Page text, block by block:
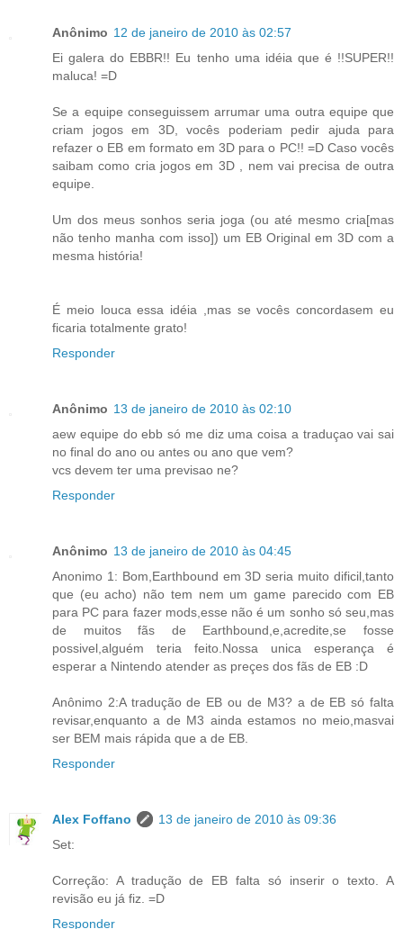
Anônimo 12 de janeiro de 2010 às 02:57
Ei galera do EBBR!! Eu tenho uma idéia que é !!SUPER!!
maluca! =D
Se a equipe conseguissem arrumar uma outra equipe que
criam jogos em 3D, vocês poderiam pedir ajuda para
refazer o EB em formato em 3D para o PC!! =D Caso vocês
saibam como cria jogos em 3D , nem vai precisa de outra
equipe.
Um dos meus sonhos seria joga (ou até mesmo cria[mas
não tenho manha com isso]) um EB Original em 3D com a
mesma história!
É meio louca essa idéia ,mas se vocês concordasem eu
ficaria totalmente grato!
Responder
Anônimo 13 de janeiro de 2010 às 02:10
aew equipe do ebb só me diz uma coisa a traduçao vai sai
no final do ano ou antes ou ano que vem?
vcs devem ter uma previsao ne?
Responder
Anônimo 13 de janeiro de 2010 às 04:45
Anonimo 1: Bom,Earthbound em 3D seria muito dificil,tanto
que (eu acho) não tem nem um game parecido com EB
para PC para fazer mods,esse não é um sonho só seu,mas
de muitos fãs de Earthbound,e,acredite,se fosse
possivel,alguém teria feito.Nossa unica esperança é
esperar a Nintendo atender as preçes dos fãs de EB :D
Anônimo 2:A tradução de EB ou de M3? a de EB só falta
revisar,enquanto a de M3 ainda estamos no meio,masvai
ser BEM mais rápida que a de EB.
Responder
Alex Foffano
13 de janeiro de 2010 às 09:36
Set:
Correção: A tradução de EB falta só inserir o texto. A
revisão eu já fiz. =D
Responder